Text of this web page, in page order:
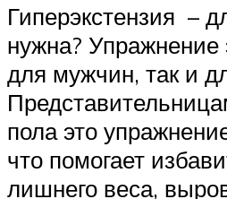
Гиперэкстензия –
нужна? Упражнение
для мужчин, так и
пола это
что помогает
лишнего веса,